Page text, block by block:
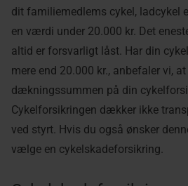
dit familiemedlems cykel, ladcykel
en værdi under 20.000 kr. Det
altid er forsvarligt låst. Har din
mere end 20.000 kr., anbefaler vi,
dækningssummen på din
Cykelforsikringen dækker ikke
ved styrt. Hvis du også ønsker
vælge en cykelskadeforsikring.